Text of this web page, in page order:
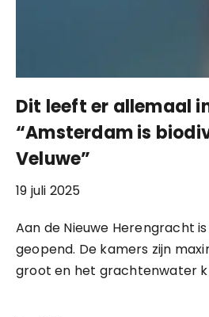
Dit leeft er allemaal
“Amsterdam is
Veluwe”
19 juli 2025
Aan de Nieuwe Herengracht
geopend. De kamers zijn
groot en het grachtenwater